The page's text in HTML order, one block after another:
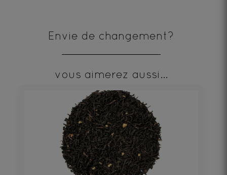
Envie de changement?
vous aimerez aussi...